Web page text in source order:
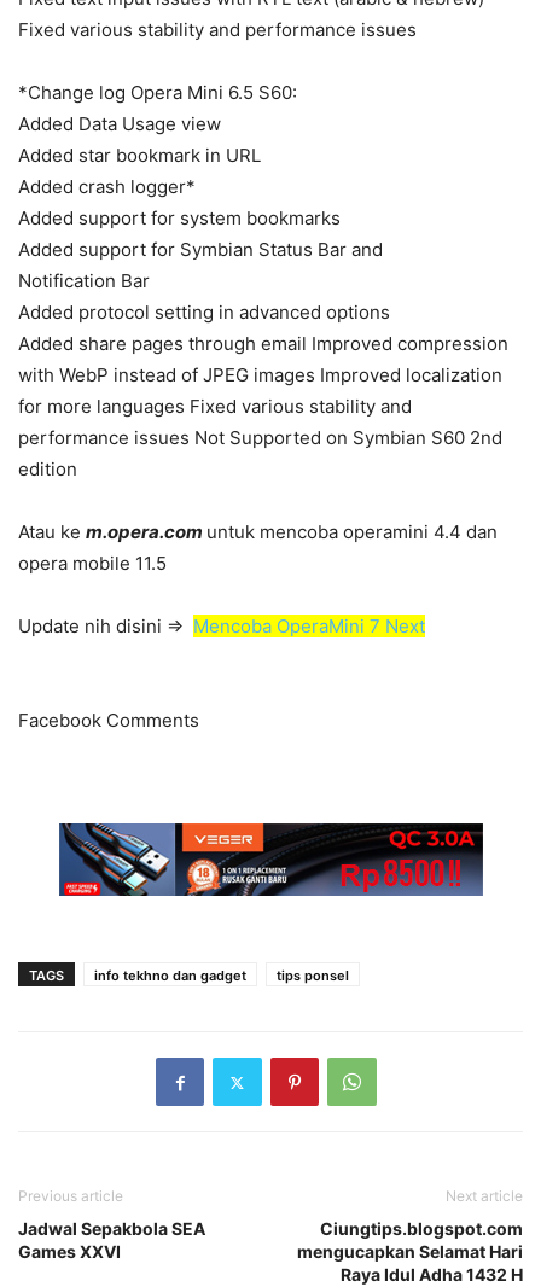
Fixed various stability and performance issues
*Change log Opera Mini 6.5 S60:
Added Data Usage view
Added star bookmark in URL
Added crash logger*
Added support for system bookmarks
Added support for Symbian Status Bar and
Notification Bar
Added protocol setting in advanced options
Added share pages through email Improved compression
with WebP instead of JPEG images Improved localization
for more languages Fixed various stability and
performance issues Not Supported on Symbian S60 2nd
edition
Atau ke m.opera.com untuk mencoba operamini 4.4 dan
opera mobile 11.5
Update nih disini => Mencoba OperaMini 7 Next
Facebook Comments
TAGS info tekhno dan gadget tips ponsel
Previous article
Jadwal Sepakbola SEA
Games XXVI
Next article
Ciungtips.blogspot.com
mengucapkan Selamat Hari
Raya Idul Adha 1432 H